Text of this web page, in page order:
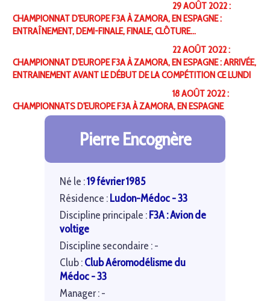
29 AOÛT 2022 :
CHAMPIONNAT D'EUROPE F3A À ZAMORA, EN ESPAGNE :
ENTRAÎNEMENT, DEMI-FINALE, FINALE, CLÔTURE…
22 AOÛT 2022 :
CHAMPIONNAT D'EUROPE F3A À ZAMORA, EN ESPAGNE : ARRIVÉE,
ENTRAINEMENT AVANT LE DÉBUT DE LA COMPÉTITION CE LUNDI
18 AOÛT 2022 :
CHAMPIONNATS D'EUROPE F3A À ZAMORA, EN ESPAGNE
Pierre Encognère
Né le :19 février 1985
Résidence :Ludon-Médoc - 33
Discipline principale :F3A : Avion de
voltige
Discipline secondaire : -
Club :Club Aéromodélisme du
Médoc - 33
Manager : -